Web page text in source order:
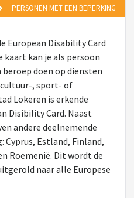
PERSONEN MET EEN BEPERKING
European Disability Card
kaart kan je als persoon
doen op diensten
, sport- of
Lokeren is erkende
Disibility Card. Naast
andere deelnemende
Cyprus, Estland, Finland,
Roemenië. Dit wordt de
naar alle Europese